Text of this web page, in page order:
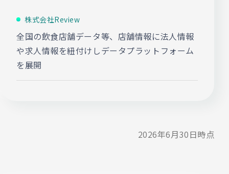
株式会社Review
全国の飲食店舗データ等、店舗情報に法人情報
や求人情報を紐付けしデータプラットフォーム
を展開
2026年6月30日時点